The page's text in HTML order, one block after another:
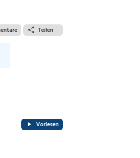
Teilen
Vorlesen